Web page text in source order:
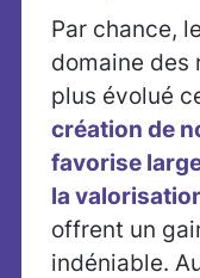
Par chance,
domaine des
plus évolué
création de
favorise
la
offrent un
indéniable.